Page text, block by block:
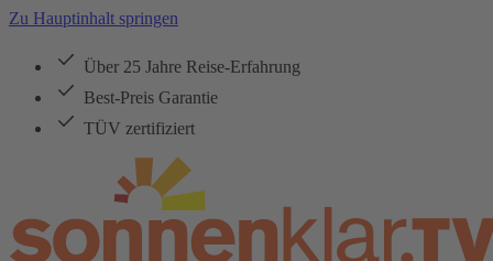
Zu Hauptinhalt springen
Über 25 Jahre Reise-Erfahrung
Best-Preis Garantie
TÜV zertifiziert